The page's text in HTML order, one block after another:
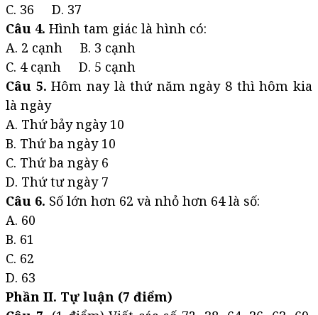
C. 36 D. 37
Câu 4. Hình tam giác là hình có:
A. 2 cạnh B. 3 cạnh
C. 4 cạnh D. 5 cạnh
Câu 5.Hôm nay là thứ năm ngày 8 thì hôm kia
là ngày
A. Thứ bảy ngày 10
B. Thứ ba ngày 10
C. Thứ ba ngày 6
D. Thứ tư ngày 7
Câu 6. Số lớn hơn 62 và nhỏ hơn 64 là số:
A. 60
B. 61
C. 62
D. 63
Phần II. Tự luận (7 điểm)